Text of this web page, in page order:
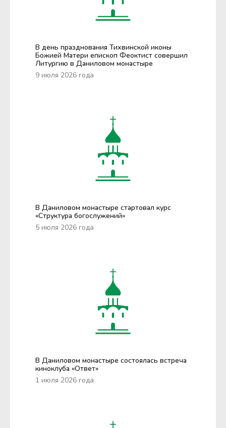
В день празднования Тихвинской иконы
Божией Матери епископ Феоктист совершил
Литургию в Даниловом монастыре
9 июля 2026 года
В Даниловом монастыре стартовал курс
«Структура богослужений»
5 июля 2026 года
В Даниловом монастыре состоялась встреча
киноклуба «Ответ»
1 июля 2026 года